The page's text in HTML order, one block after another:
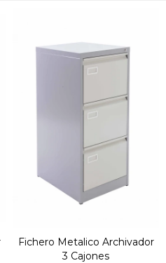
Fichero Metalico Archivador
3 Cajones